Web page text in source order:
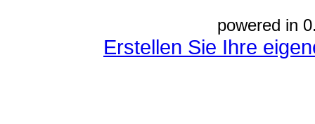
powered in
Erstellen Sie Ihre